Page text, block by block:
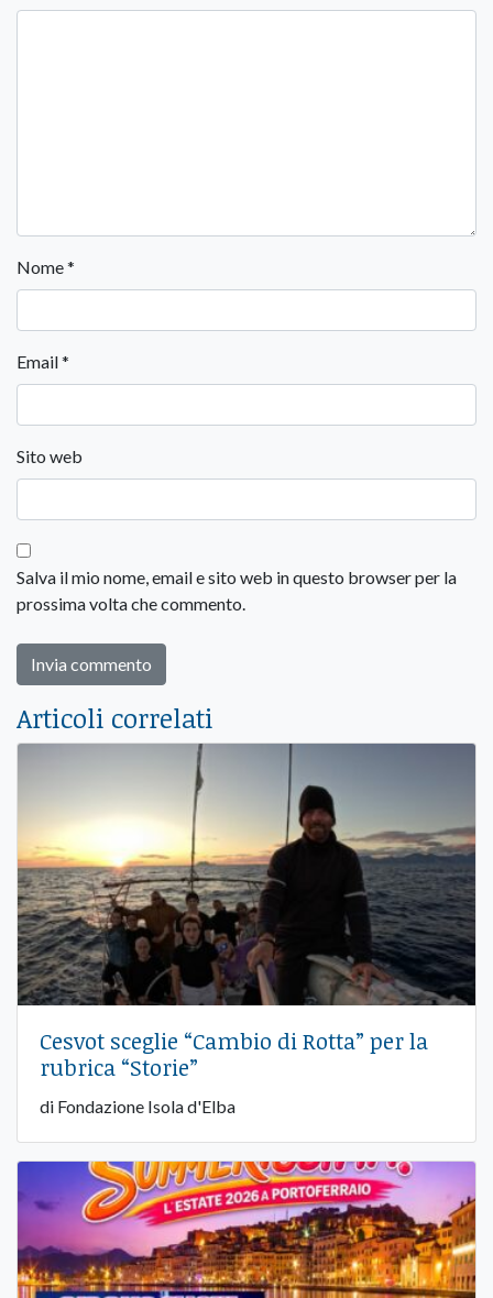
Nome*
Email*
Sito web
Salva il mio nome, email e sito web in questo browser per la
prossima volta che commento.
Articoli correlati
Cesvot sceglie “Cambio di Rotta” per la
rubrica “Storie”
di Fondazione Isola d'Elba